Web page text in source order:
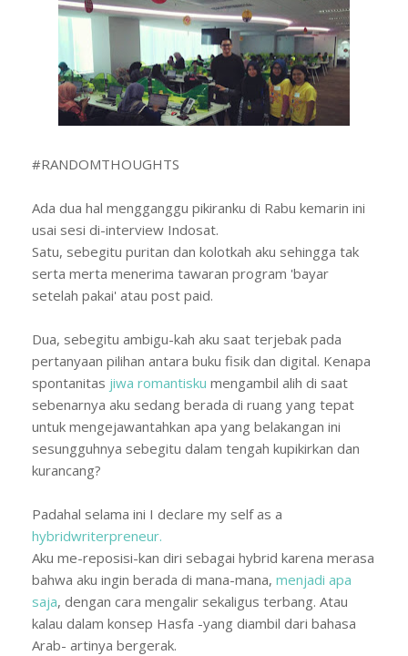
#RANDOMTHOUGHTS
Ada dua hal mengganggu pikiranku di Rabu kemarin ini
usai sesi di-interview Indosat.
Satu, sebegitu puritan dan kolotkah aku sehingga tak
serta merta menerima tawaran program 'bayar
setelah pakai' atau post paid.
Dua, sebegitu ambigu-kah aku saat terjebak pada
pertanyaan pilihan antara buku fisik dan digital. Kenapa
spontanitas jiwa romantisku mengambil alih di saat
sebenarnya aku sedang berada di ruang yang tepat
untuk mengejawantahkan apa yang belakangan ini
sesungguhnya sebegitu dalam tengah kupikirkan dan
kurancang?
Padahal selama ini I declare my self as a
hybridwriterpreneur.
Aku me-reposisi-kan diri sebagai hybrid karena merasa
bahwa aku ingin berada di mana-mana, menjadi apa
saja, dengan cara mengalir sekaligus terbang. Atau
kalau dalam konsep Hasfa -yang diambil dari bahasa
Arab- artinya bergerak.